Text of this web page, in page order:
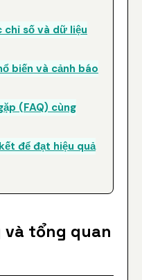
chỉ số và dữ liệu
biến và cảnh báo
(FAQ) cùng
để đạt hiệu quả
và tổng quan